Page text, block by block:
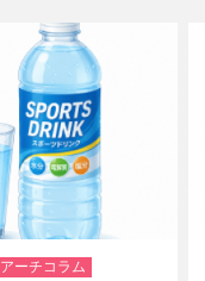
アーチコラム